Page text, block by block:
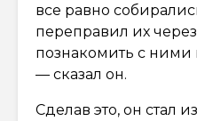
все равно
переправил их
познакомить с ними
— сказал он.
Сделав это, он стал